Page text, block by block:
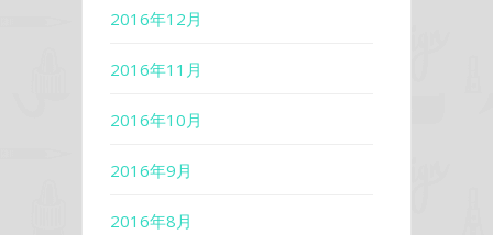
2016年12月
2016年11月
2016年10月
2016年9月
2016年8月